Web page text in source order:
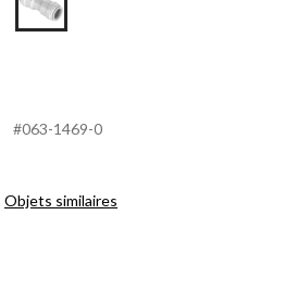
#063-1469-0
Objets similaires